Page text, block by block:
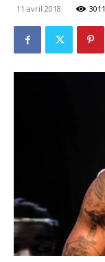
11 avril 2018 3011